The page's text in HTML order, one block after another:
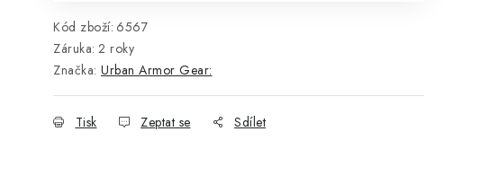
Kód zboží: 6567
Záruka: 2 roky
Značka: Urban Armor Gear:
Tisk Zeptat se Sdílet